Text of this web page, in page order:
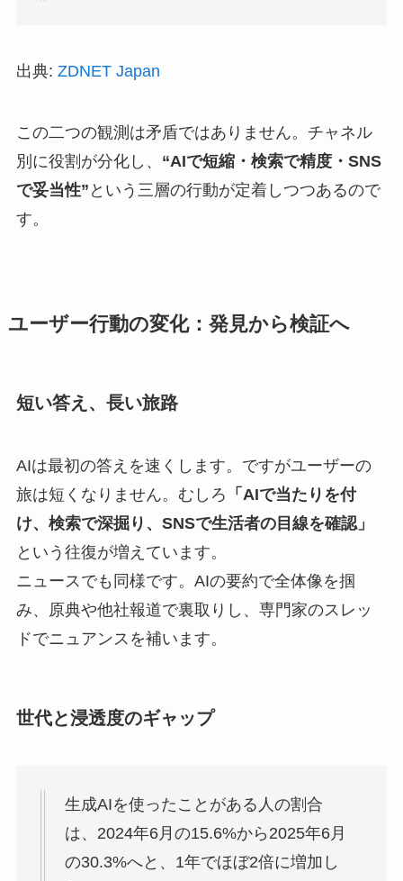
出典: ZDNET Japan
この二つの観測は矛盾ではありません。チャネル
別に役割が分化し、 “AIで短縮・検索で精度・SNS
で妥当性” という三層の行動が定着しつつあるので
す。
ユーザー行動の変化：発見から検証へ
短い答え、長い旅路
AIは最初の答えを速くします。ですがユーザーの
旅は短くなりません。むしろ 「AIで当たりを付
け、検索で深掘り、SNSで生活者の目線を確認」
という往復が増えています。
ニュースでも同様です。AIの要約で全体像を掴
み、原典や他社報道で裏取りし、専門家のスレッ
ドでニュアンスを補います。
世代と浸透度のギャップ
生成AIを使ったことがある人の割合
は、2024年6月の15.6%から2025年6月
の30.3%へと、1年でほぼ2倍に増加し